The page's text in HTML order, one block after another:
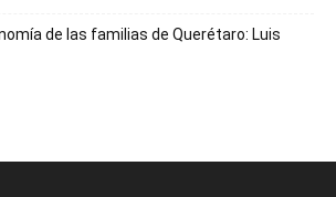
de las familias de Querétaro: Luis